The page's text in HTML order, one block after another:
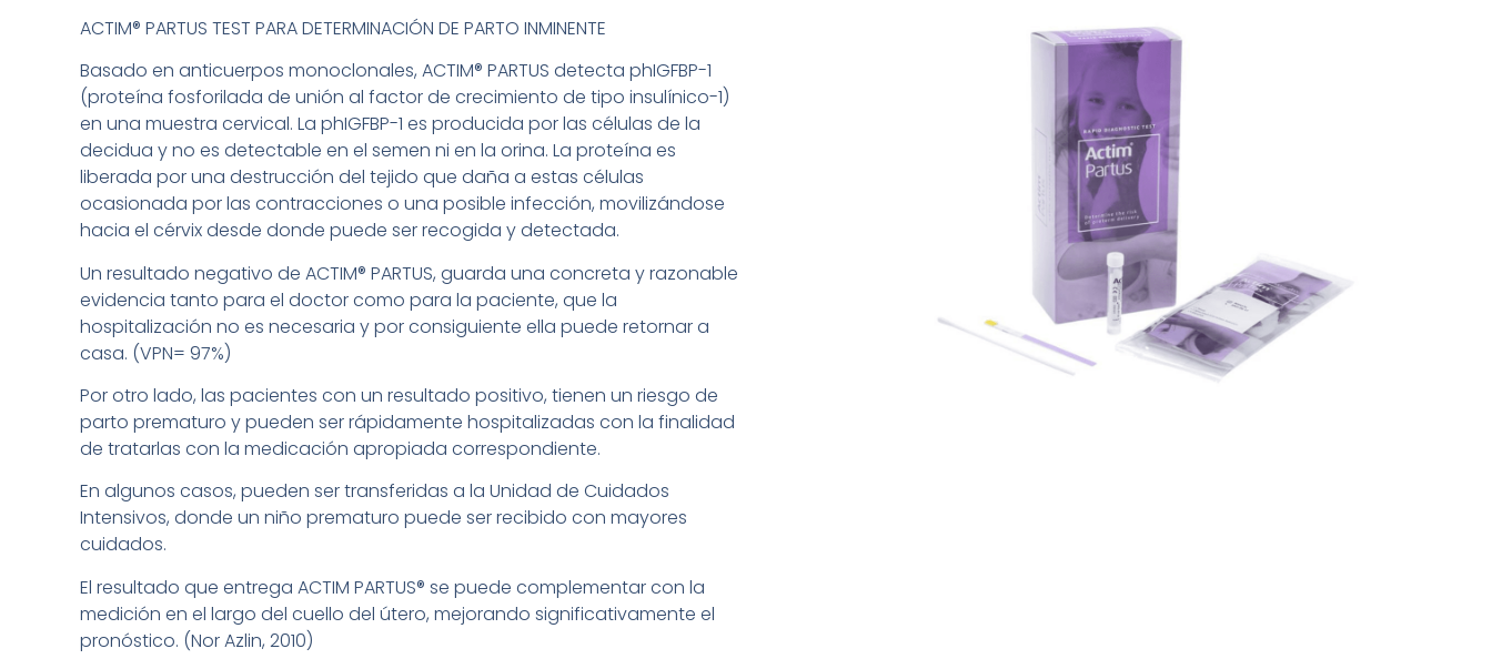
ACTIM® PARTUS TEST PARA DETERMINACIÓN DE PARTO INMINENTE
Basado en anticuerpos monoclonales, ACTIM® PARTUS detecta phIGFBP-1
(proteína fosforilada de unión al factor de crecimiento de tipo insulínico-1)
en una muestra cervical. La phIGFBP-1 es producida por las células de la
decidua y no es detectable en el semen ni en la orina. La proteína es
liberada por una destrucción del tejido que daña a estas células
ocasionada por las contracciones o una posible infección, movilizándose
hacia el cérvix desde donde puede ser recogida y detectada.
Un resultado negativo de ACTIM® PARTUS, guarda una concreta y razonable
evidencia tanto para el doctor como para la paciente, que la
hospitalización no es necesaria y por consiguiente ella puede retornar a
casa. (VPN= 97%)
Por otro lado, las pacientes con un resultado positivo, tienen un riesgo de
parto prematuro y pueden ser rápidamente hospitalizadas con la finalidad
de tratarlas con la medicación apropiada correspondiente.
En algunos casos, pueden ser transferidas a la Unidad de Cuidados
Intensivos, donde un niño prematuro puede ser recibido con mayores
cuidados.
El resultado que entrega ACTIM PARTUS® se puede complementar con la
medición en el largo del cuello del útero, mejorando significativamente el
pronóstico. (Nor Azlin, 2010)